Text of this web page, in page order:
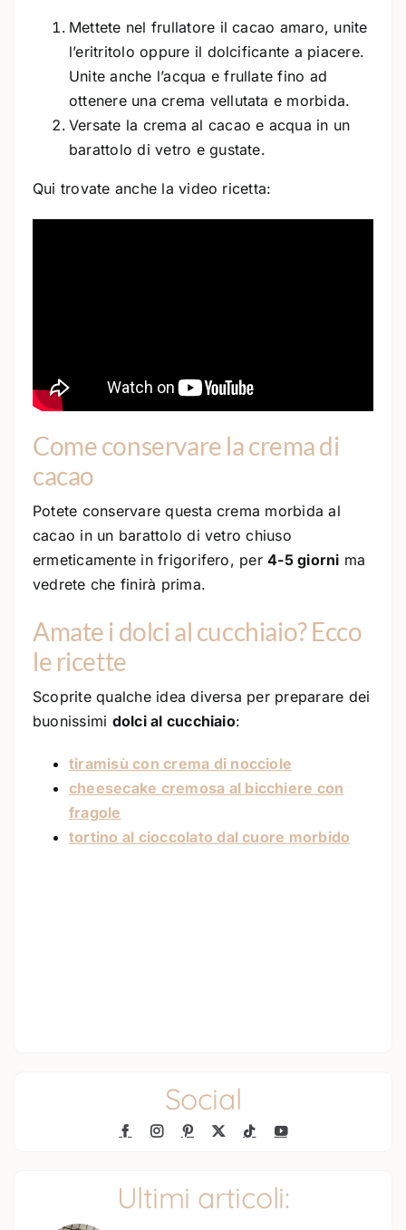
Mettete nel frullatore il cacao amaro, unite
l’eritritolo oppure il dolcificante a piacere.
Unite anche l’acqua e frullate fino ad
ottenere una crema vellutata e morbida.
Versate la crema al cacao e acqua in un
barattolo di vetro e gustate.
Qui trovate anche la video ricetta:
Come conservare la crema di
cacao
Potete conservare questa crema morbida al
cacao in un barattolo di vetro chiuso
ermeticamente in frigorifero, per4-5 giorni ma
vedrete che finirà prima.
Amate i dolci al cucchiaio? Ecco
le ricette
Scoprite qualche idea diversa per preparare dei
buonissimi dolci al cucchiaio:
tiramisù con crema di nocciole
cheesecake cremosa al bicchiere con
fragole
tortino al cioccolato dal cuore morbido
Social
Ultimi articoli: